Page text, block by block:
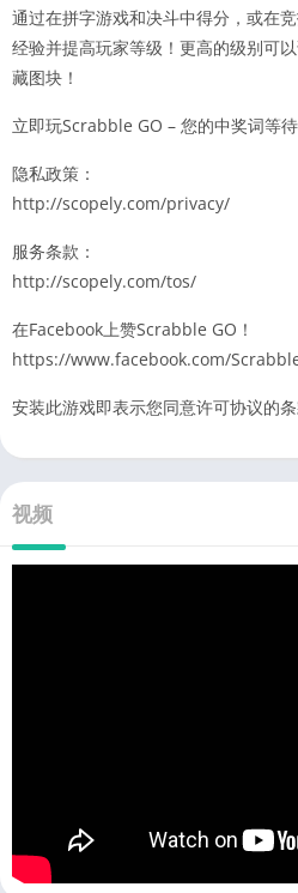
通过在拼字游戏和决斗中得分，或在
经验并提高玩家等级！更高的级别可
藏图块！
立即玩Scrabble GO – 您的中奖词等待
隐私政策：
http://scopely.com/privacy/
服务条款：
http://scopely.com/tos/
在Facebook上赞Scrabble GO！
https://www.facebook.com/
安装此游戏即表示您同意许可协议的条
视频